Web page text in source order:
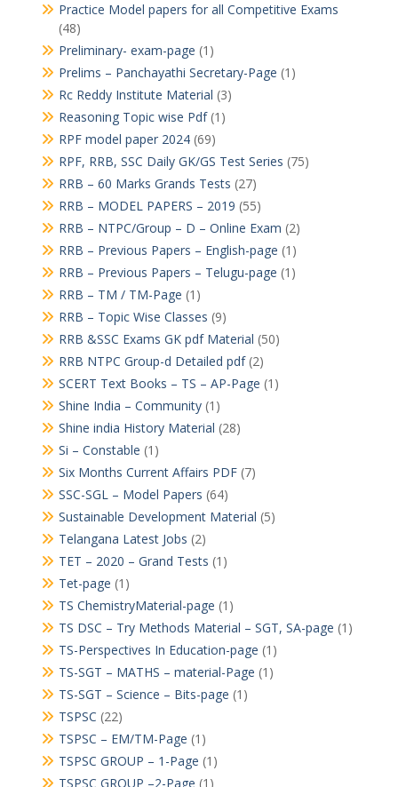
Practice Model papers for all Competitive Exams
(48)
Preliminary- exam-page (1)
Prelims – Panchayathi Secretary-Page (1)
Rc Reddy Institute Material (3)
Reasoning Topic wise Pdf(1)
RPF model paper 2024(69)
RPF, RRB, SSC Daily GK/GS Test Series (75)
RRB – 60 Marks Grands Tests (27)
RRB – MODEL PAPERS – 2019 (55)
RRB – NTPC/Group – D – Online Exam (2)
RRB – Previous Papers – English-page (1)
RRB – Previous Papers – Telugu-page (1)
RRB – TM / TM-Page (1)
RRB – Topic Wise Classes (9)
RRB &SSC Exams GK pdf Material (50)
RRB NTPC Group-d Detailed pdf(2)
SCERT Text Books – TS – AP-Page (1)
Shine India – Community(1)
Shine india History Material (28)
Si – Constable (1)
Six Months Current Affairs PDF(7)
SSC-SGL – Model Papers (64)
Sustainable Development Material (5)
Telangana Latest Jobs (2)
TET – 2020 – Grand Tests (1)
Tet-page (1)
TS ChemistryMaterial-page (1)
TS DSC – Try Methods Material – SGT, SA-page (1)
TS-Perspectives In Education-page (1)
TS-SGT – MATHS – material-Page (1)
TS-SGT – Science – Bits-page (1)
TSPSC (22)
TSPSC – EM/TM-Page (1)
TSPSC GROUP – 1-Page (1)
TSPSC GROUP –2-Page (1)